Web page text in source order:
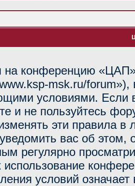
на конференцию
msk.ru/forum»),
условиями. Если
и не пользуйтесь
эти правила
вас об
регулярно
использование
условий